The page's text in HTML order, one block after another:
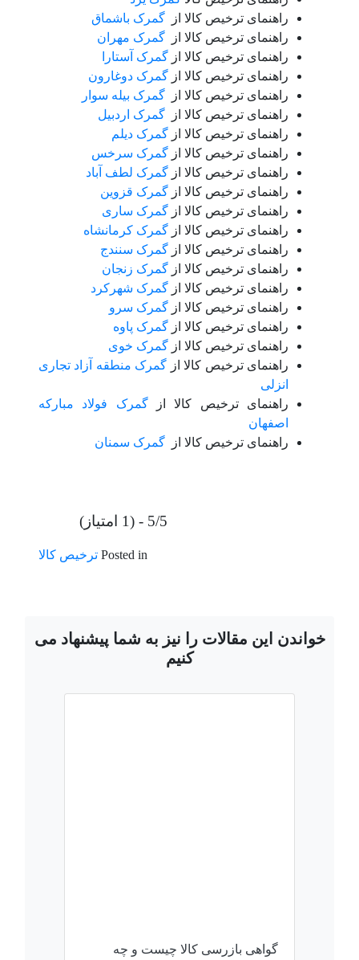
راهنمای ترخیص کالا از گمرک باشماق
راهنمای ترخیص کالا از گمرک مهران
راهنمای ترخیص کالا از گمرک آستارا
راهنمای ترخیص کالا از گمرک دوغارون
راهنمای ترخیص کالا از گمرک بیله سوار
راهنمای ترخیص کالا از گمرک اردبیل
راهنمای ترخیص کالا از گمرک دیلم
راهنمای ترخیص کالا از گمرک سرخس
راهنمای ترخیص کالا از گمرک لطف آباد
راهنمای ترخیص کالا از گمرک قزوین
راهنمای ترخیص کالا از گمرک ساری
راهنمای ترخیص کالا از گمرک کرمانشاه
راهنمای ترخیص کالا از گمرک سنندج
راهنمای ترخیص کالا از گمرک زنجان
راهنمای ترخیص کالا از گمرک شهرکرد
راهنمای ترخیص کالا از گمرک سرو
راهنمای ترخیص کالا از گمرک پاوه
راهنمای ترخیص کالا از گمرک خوی
راهنمای ترخیص کالا از گمرک منطقه آزاد تجاری
انزلی
راهنمای ترخیص کالا ازگمرک فولاد مبارکه
اصفهان
راهنمای ترخیص کالا از گمرک سمنان
5/5 - (1 امتیاز)
Posted in ترخیص کالا
خواندن این مقالات را نیز به شما پیشنهاد می
کنیم
گواهی بازرسی کالا چیست و چه